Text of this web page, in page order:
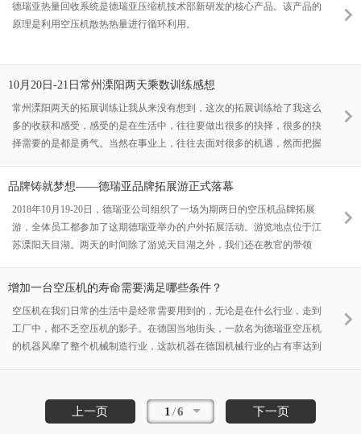
德瑞亚热量回收系统是德瑞亚压缩机技术部新研发的核心产品。该产品的
原理是利用空压机散热热量进行循环利用。
10月20日-21日常州溧阳两天乘数训练感想
常州溧阳两天的拓展训练让我从来没有想到，这次的拓展训练给了我这么
多的收获和感受，感受的是在生活中，往往要做出很多的抉择，很多的抉
择需要的是都是勇气。当然在事业上，往往去面对很多的机遇，然而把握
至关重要的。当你经历过这一切之后，就会发现人的潜能真的是很不无限
品牌铸就梦想——德瑞亚品牌拓展游正式落幕
2018年10月19-20日，德瑞亚公司组织了一场为期两日的空压机品牌拓展
游，全体员工都参加了这期德瑞亚举办的户外拓展活动。游览地点位于江
苏溧阳天目湖。两天的时间除了游览天目湖之外，我们还在教官的带领
增加一台空压机的寿命需要满足哪些条件？
空压机在我们日常的生活中是经常需要用到的，无论是在什么行业，走到
工厂中，都不乏空压机的影子。在德国当地街头，一款名为德瑞亚空压机
的机器风靡了整个机械制造行业，这款机器在德国机械行业的占有率达到
空压机协会经过协商，在德瑞亚节能空压机的说明书上增加了3项内容。
上一页 1 /6 下一页